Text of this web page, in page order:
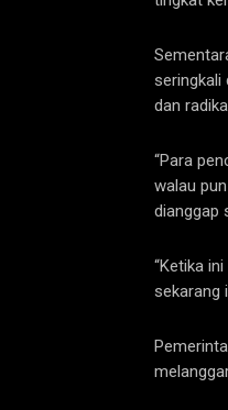
seringkali
dan
“Para
walau
dianggap
“Ketika
sekarang